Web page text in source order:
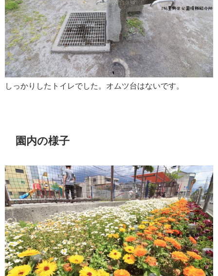
しっかりしたトイレでした。オムツ台はないです。
園内の様子